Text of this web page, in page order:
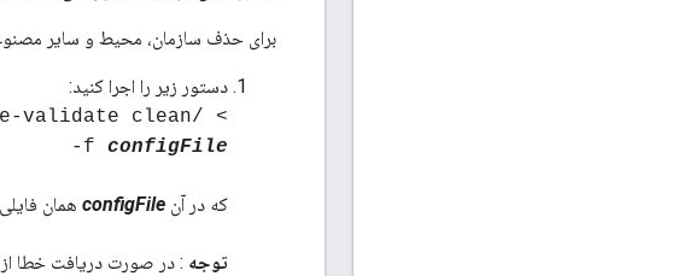
برای حذف سازمان، محیط و سایر
دستور زیر را اجرا کنید:
validate clean
-f configFile
که در آن configFile همان
توجه : در صورت دریافت خطا